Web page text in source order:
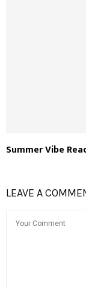
Summer Vibe
LEAVE A